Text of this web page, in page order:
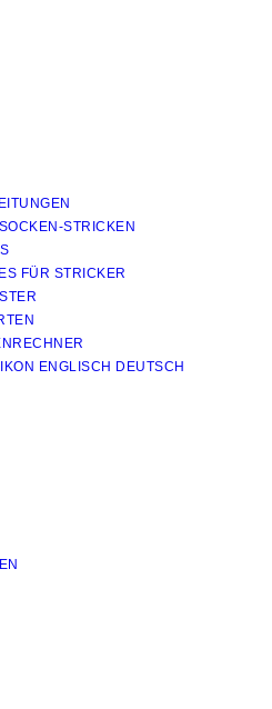
STRICKEN
FÜR STRICKER
ENGLISCH DEUTSCH